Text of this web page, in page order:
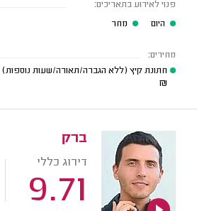
פנוי לאירוע בתאריכים:
היום
מחר
מחירים:
חתונת קיץ (ללא הגברה/תאורה/שעות נוספות)
₪
ברק
דירוג כללי
9.71